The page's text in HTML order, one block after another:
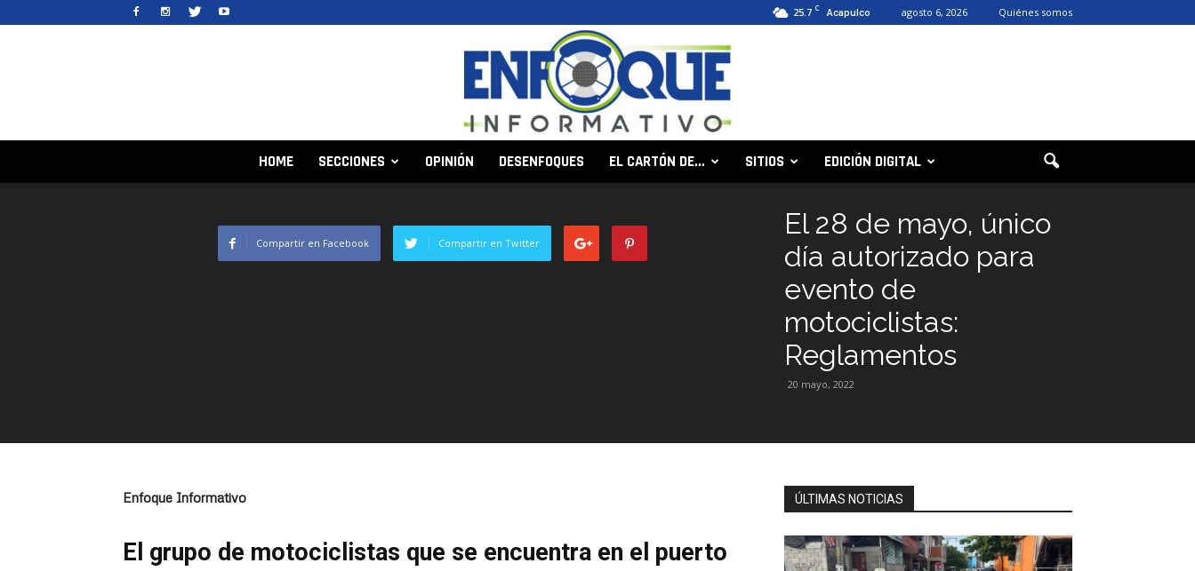
25.7 C Acapulco agosto 6, 2026 Quiénes somos
HOME SECCIONES OPINIÓN DESENFOQUES EL CARTÓN DE… SITIOS EDICIÓN DIGITAL
El 28 de mayo, único
día autorizado para
evento de
motociclistas:
Reglamentos
20 mayo, 2022
Compartir en Facebook Compartir en Twitter
Enfoque Informativo
El grupo de motociclistas que se encuentra en el puerto
ÚLTIMAS NOTICIAS